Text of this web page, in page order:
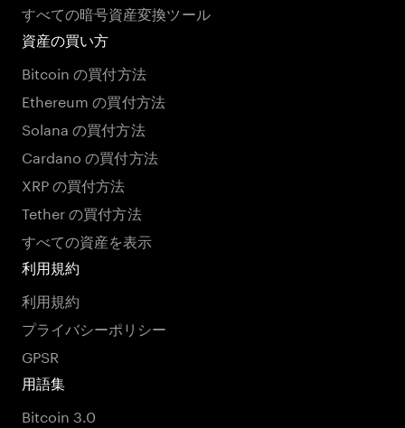
すべての暗号資産変換ツール
資産の買い方
Bitcoin の買付方法
Ethereum の買付方法
Solana の買付方法
Cardano の買付方法
XRP の買付方法
Tether の買付方法
すべての資産を表示
利用規約
利用規約
プライバシーポリシー
GPSR
用語集
Bitcoin 3.0